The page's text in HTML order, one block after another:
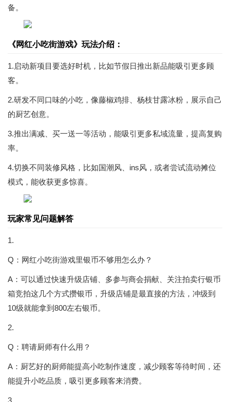
备。
《网红小吃街游戏》玩法介绍：
1.启动新项目要选好时机，比如节假日推出新品能吸引更多顾
客。
2.研发不同口味的小吃，像藤椒鸡排、杨枝甘露冰粉，展示自己
的厨艺创意。
3.推出满减、买一送一等活动，能吸引更多私域流量，提高复购
率。
4.切换不同装修风格，比如国潮风、ins风，或者尝试流动摊位
模式，能收获更多惊喜。
玩家常见问题解答
1.
Q：网红小吃街游戏里银币不够用怎么办？
A：可以通过快速升级店铺、多参与商会捐献、关注拍卖行银币
箱竞拍这几个方式攒银币，升级店铺是最直接的方法，冲级到
10级就能拿到800左右银币。
2.
Q：聘请厨师有什么用？
A：厨艺好的厨师能提高小吃制作速度，减少顾客等待时间，还
能提升小吃品质，吸引更多顾客来消费。
3.